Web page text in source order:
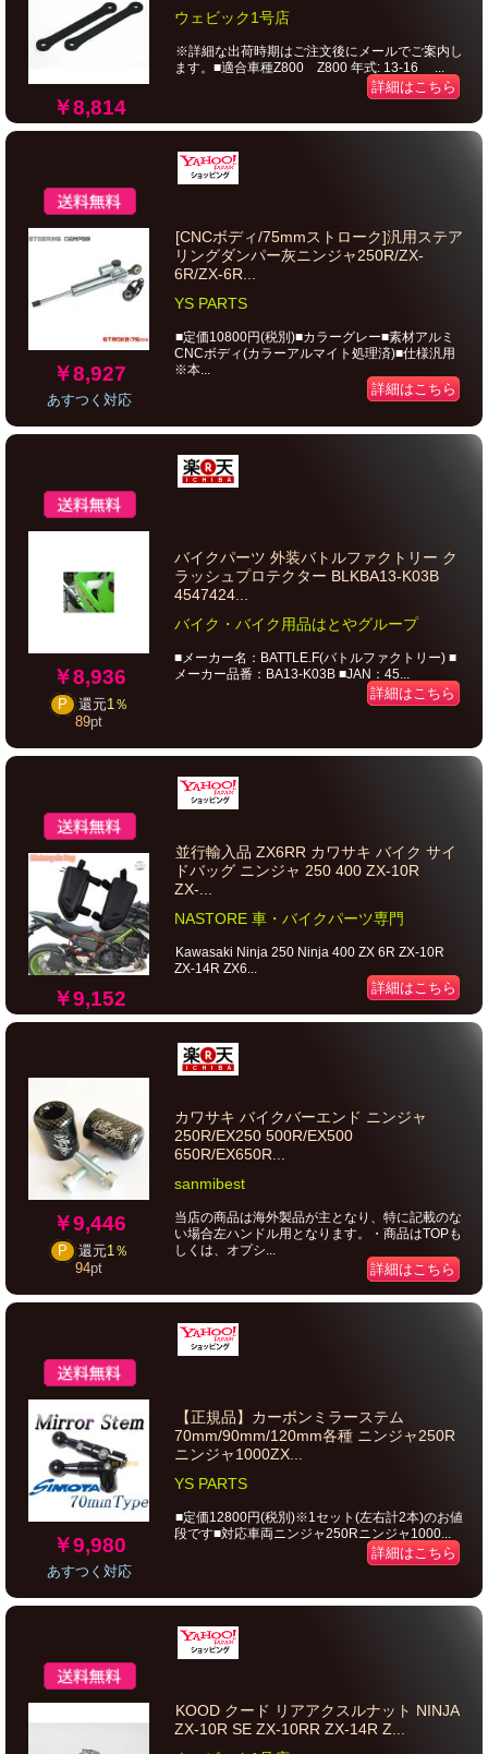
￥8,814
ウェビック1号店
※詳細な出荷時期はご注文後にメールでご案内し
ます。■適合車種Z800 Z800 年式: 13-16 ...
詳細はこちら
￥8,927
あすつく対応
[CNCボディ/75mmストローク]汎用ステア
リングダンパー灰ニンジャ250R/ZX-
6R/ZX-6R...
YS PARTS
■定価10800円(税別)■カラーグレー■素材アルミ
CNCボディ(カラーアルマイト処理済)■仕様汎用
※本...
詳細はこちら
￥8,936
P 還元1％
89pt
バイクパーツ 外装バトルファクトリー ク
ラッシュプロテクター BLKBA13-K03B
4547424...
バイク・バイク用品はとやグループ
■メーカー名：BATTLE.F(バトルファクトリー) ■
メーカー品番：BA13-K03B ■JAN：45...
詳細はこちら
￥9,152
並行輸入品 ZX6RR カワサキ バイク サイ
ドバッグ ニンジャ 250 400 ZX-10R
ZX-...
NASTORE 車・バイクパーツ専門
Kawasaki Ninja 250 Ninja 400 ZX 6R ZX-10R
ZX-14R ZX6...
詳細はこちら
￥9,446
P 還元1％
94pt
カワサキ バイクバーエンド ニンジャ
250R/EX250 500R/EX500
650R/EX650R...
sanmibest
当店の商品は海外製品が主となり、特に記載のな
い場合左ハンドル用となります。・商品はTOPも
しくは、オプシ...
詳細はこちら
￥9,980
あすつく対応
【正規品】カーボンミラーステム
70mm/90mm/120mm各種 ニンジャ250R
ニンジャ1000ZX...
YS PARTS
■定価12800円(税別)※1セット(左右計2本)のお値
段です■対応車両ニンジャ250Rニンジャ1000...
詳細はこちら
KOOD クード リアアクスルナット NINJA
ZX-10R SE ZX-10RR ZX-14R Z...